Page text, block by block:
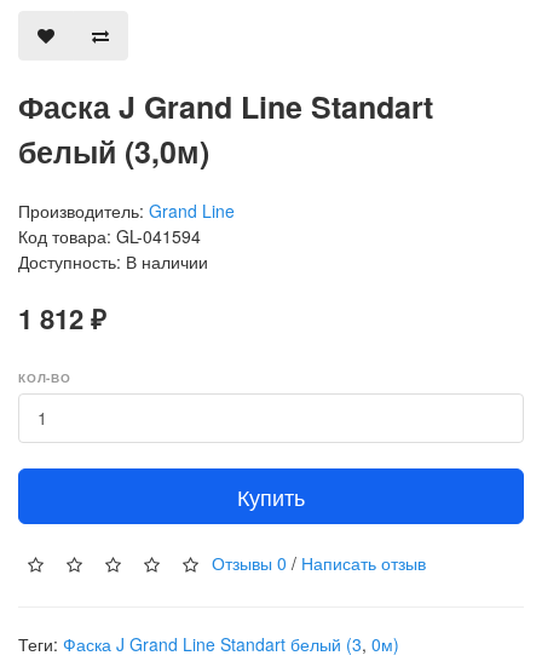
Фаска J Grand Line Standart
белый (3,0м)
Производитель: Grand Line
Код товара: GL-041594
Доступность: В наличии
1 812 ₽
КОЛ-ВО
Купить
Отзывы 0 / Написать отзыв
Теги: Фаска J Grand Line Standart белый (3, 0м)